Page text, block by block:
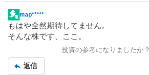
掲
示
板
map*****
もはや全然期待してません。
そんな株です、ここ。
投資の参考になりましたか？
返信